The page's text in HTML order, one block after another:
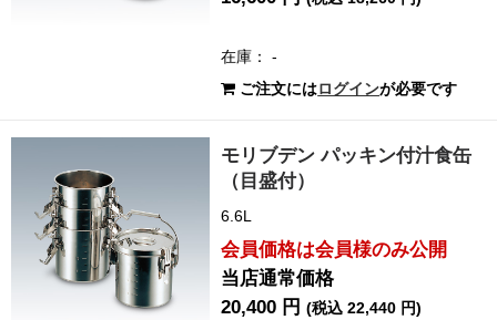
在庫： -
ご注文にはログインが必要です
モリブデン パッキン付汁食缶
（目盛付）
6.6L
会員価格は会員様のみ公開
当店通常価格
20,400 円(税込 22,440 円)